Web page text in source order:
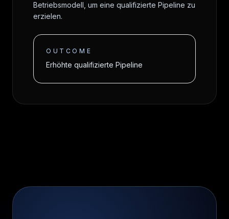
Betriebsmodell, um eine qualifizierte Pipeline zu
erzielen.
OUTCOME
Erhöhte qualifizierte Pipeline